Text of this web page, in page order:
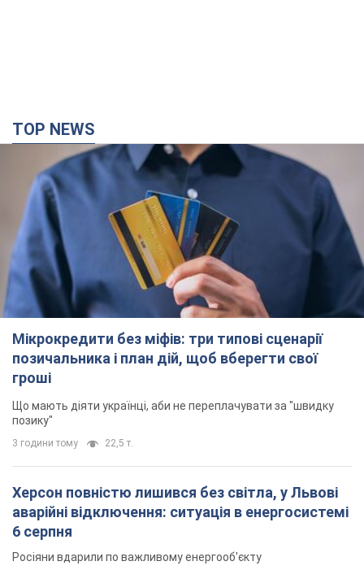
TOP NEWS
Мікрокредити без міфів: три типові сценарії
позичальника і план дій, щоб вберегти свої
гроші
Що мають діяти українці, аби не переплачувати за "швидку
позику"
3 години тому 22,5 т.
Херсон повністю лишився без світла, у Львові
аварійні відключення: ситуація в енергосистемі
6 серпня
Росіяни вдарили по важливому енергооб'єкту